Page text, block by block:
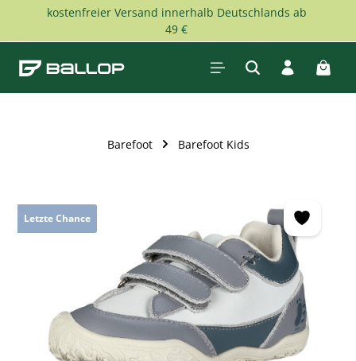
Zum Hauptinhalt springen
kostenfreier Versand innerhalb Deutschlands ab
49 €
Barefoot Barefoot Kids
Letzte Chance